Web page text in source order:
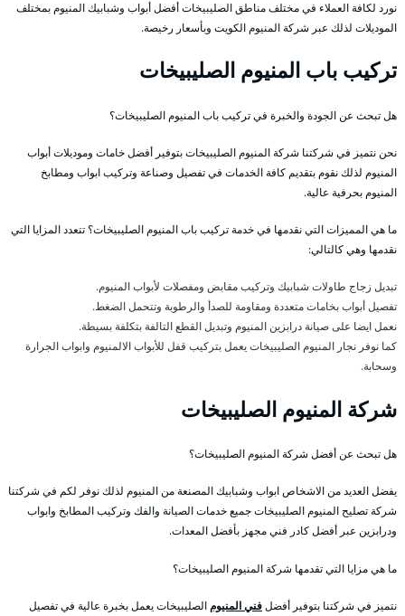
نورد لكافة العملاء في مختلف مناطق الصليبيخات أفضل أبواب وشبابيك المنيوم بمختلف
الموديلات لذلك عبر شركة المنيوم الكويت وبأسعار رخيصة.
تركيب باب المنيوم الصليبيخات
هل تبحث عن الجودة والخبرة في تركيب باب المنيوم الصليبيخات؟
نحن نتميز في شركتنا شركة المنيوم الصليبيخات بتوفير أفضل خامات وموديلات أبواب
المنيوم لذلك نقوم بتقديم كافة الخدمات في تفصيل وصناعة وتركيب ابواب ومطابخ
المنيوم بحرفية عالية.
ما هي المميزات التي نقدمها في خدمة تركيب باب المنيوم الصليبيخات؟ تتعدد المزايا التي
نقدمها وهي كالتالي:
تبديل زجاج طاولات شبابيك وتركيب مقابض ومفصلات لأبواب المنيوم.
تفصيل أبواب بخامات متعددة ومقاومة للصدأ والرطوبة وتتحمل الضغط.
نعمل ايضا على صيانة درابزين المنيوم وتبديل القطع التالفة بتكلفة بسيطة.
كما نوفر نجار المنيوم الصليبيخات يعمل بتركيب قفل للأبواب الالمنيوم وابواب الجرارة
وسحابة.
شركة المنيوم الصليبيخات
هل تبحث عن أفضل شركة المنيوم الصليبيخات؟
يفضل العديد من الاشخاص ابواب وشبابيك المصنعة من المنيوم لذلك نوفر لكم في شركتنا
شركة تصليح المنيوم الصليبيخات جميع خدمات الصيانة والفك وتركيب المطابخ وابواب
ودرابزين عبر أفضل كادر فني مجهز بأفضل المعدات.
ما هي مزايا التي تقدمها شركة المنيوم الصليبيخات؟
نتميز في شركتنا بتوفير أفضلفني المنيومالصليبيخات يعمل بخبرة عالية في تفصيل